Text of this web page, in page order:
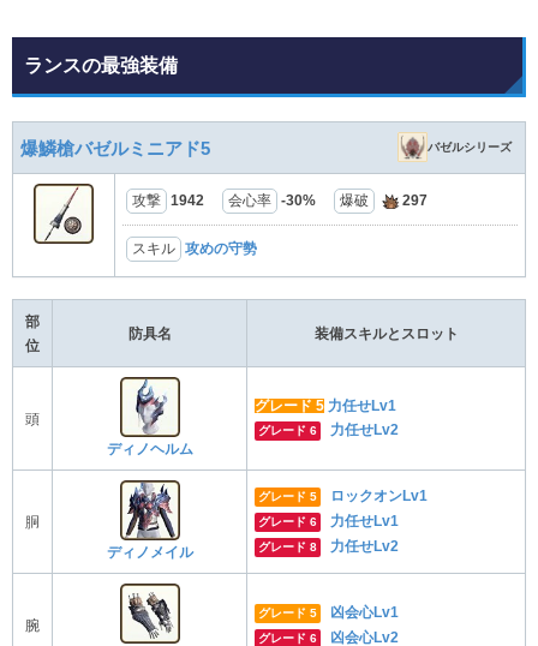
ランスの最強装備
爆鱗槍バゼルミニアド5 バゼルシリーズ
攻撃 1942 会心率 -30% 爆破 297
スキル 攻めの守勢
部
位
防具名 装備スキルとスロット
頭
ディノヘルム
グレード 5 力任せLv1
グレード 6 力任せLv2
胴
ディノメイル
グレード 5 ロックオンLv1
グレード 6 力任せLv1
グレード 8 力任せLv2
腕
グレード 5 凶会心Lv1
グレード 6 凶会心Lv2